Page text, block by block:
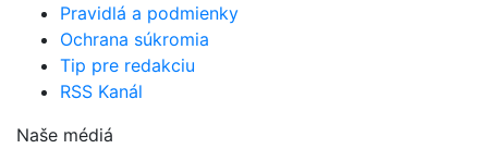
Pravidlá a podmienky
Ochrana súkromia
Tip pre redakciu
RSS Kanál
Naše médiá